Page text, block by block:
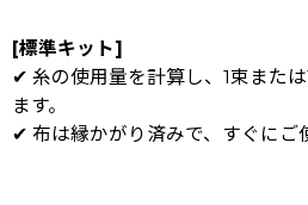
[標準キット]
✔ 糸の使用量を計算し、1束また
ます。
✔ 布は縁かがり済みで、すぐにご